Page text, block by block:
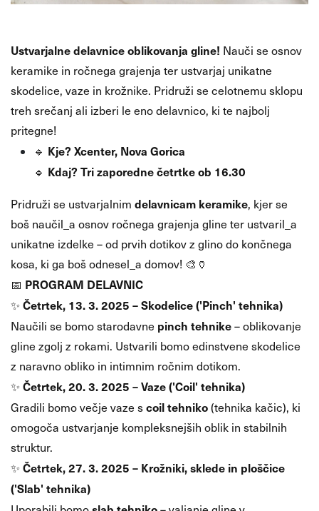
Ustvarjalne delavnice oblikovanja gline! Nauči se osnov
keramike in ročnega grajenja ter ustvarjaj unikatne
skodelice, vaze in krožnike. Pridruži se celotnemu sklopu
treh srečanj ali izberi le eno delavnico, ki te najbolj
pritegne!
🔹 Kje? Xcenter, Nova Gorica
🔹 Kdaj? Tri zaporedne četrtke ob 16.30
Pridruži se ustvarjalnim delavnicam keramike, kjer se
boš naučil_a osnov ročnega grajenja gline ter ustvaril_a
unikatne izdelke – od prvih dotikov z glino do končnega
kosa, ki ga boš odnesel_a domov! 🎨🏺
📅 PROGRAM DELAVNIC
✨ Četrtek, 13. 3. 2025 – Skodelice ('Pinch' tehnika)
Naučili se bomo starodavne pinch tehnike– oblikovanje
gline zgolj z rokami. Ustvarili bomo edinstvene skodelice
z naravno obliko in intimnim ročnim dotikom.
✨ Četrtek, 20. 3. 2025 – Vaze ('Coil' tehnika)
Gradili bomo večje vaze scoil tehniko(tehnika kačic), ki
omogoča ustvarjanje kompleksnejših oblik in stabilnih
struktur.
✨ Četrtek, 27. 3. 2025 – Krožniki, sklede in ploščice
('Slab' tehnika)